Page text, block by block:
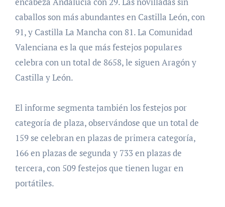
caballos son más abundantes en Castilla León, con
91, y Castilla La Mancha con 81. La Comunidad
Valenciana es la que más festejos populares
celebra con un total de 8658, le siguen Aragón y
Castilla y León.
El informe segmenta también los festejos por
categoría de plaza, observándose que un total de
159 se celebran en plazas de primera categoría,
166 en plazas de segunda y 733 en plazas de
tercera, con 509 festejos que tienen lugar en
portátiles.